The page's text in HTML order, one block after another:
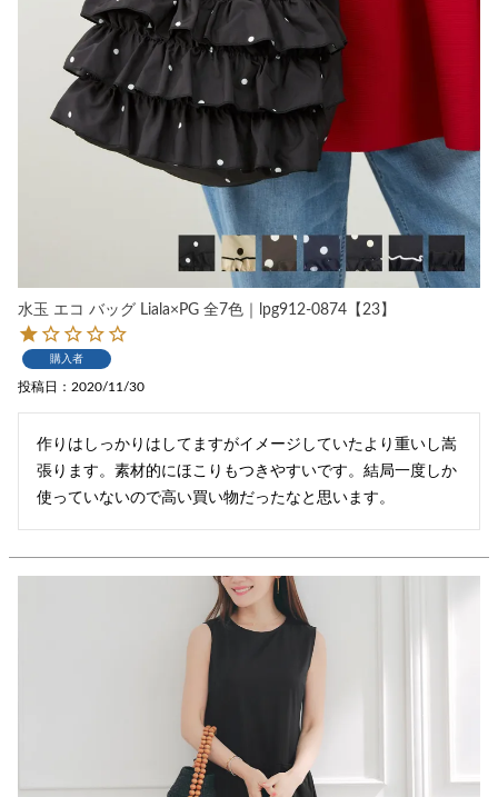
水玉 エコ バッグ Liala×PG 全7色｜lpg912-0874【23】
購入者
投稿日 2020/11/30
作りはしっかりはしてますがイメージしていたより重いし嵩
張ります。素材的にほこりもつきやすいです。結局一度しか
使っていないので高い買い物だったなと思います。